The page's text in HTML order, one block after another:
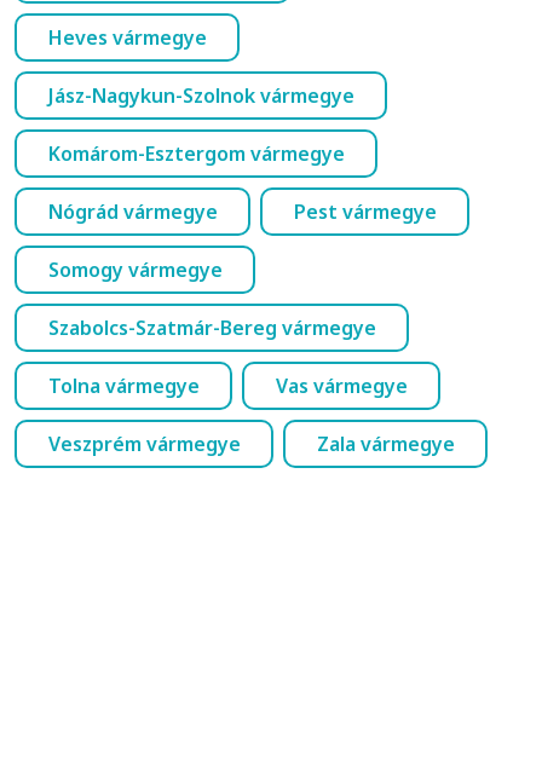
Heves vármegye
Jász-Nagykun-Szolnok vármegye
Komárom-Esztergom vármegye
Nógrád vármegye Pest vármegye
Somogy vármegye
Szabolcs-Szatmár-Bereg vármegye
Tolna vármegye Vas vármegye
Veszprém vármegye Zala vármegye